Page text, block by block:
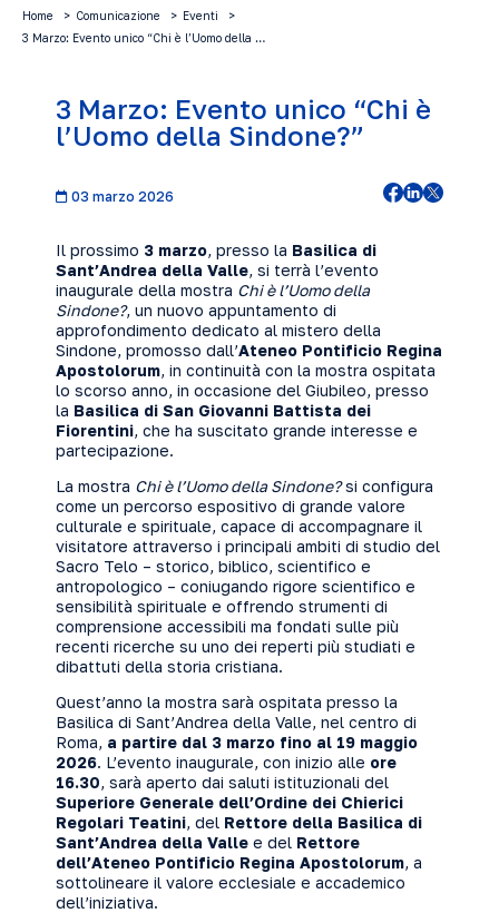
Home Comunicazione
Eventi
3 Marzo: Evento unico “Chi è l’Uomo della …
3 Marzo: Evento unico “Chi è
l’Uomo della Sindone?”
03 marzo 2026
Il prossimo 3 marzo, presso la Basilica di
Sant’Andrea della Valle, si terrà l’evento
inaugurale della mostra Chi è l’Uomo della
Sindone?, un nuovo appuntamento di
approfondimento dedicato al mistero della
Sindone, promosso dall’Ateneo Pontificio Regina
Apostolorum, in continuità con la mostra ospitata
lo scorso anno, in occasione del Giubileo, presso
la Basilica di San Giovanni Battista dei
Fiorentini, che ha suscitato grande interesse e
partecipazione.
La mostra Chi è l’Uomo della Sindone?si configura
come un percorso espositivo di grande valore
culturale e spirituale, capace di accompagnare il
visitatore attraverso i principali ambiti di studio del
Sacro Telo – storico, biblico, scientifico e
antropologico – coniugando rigore scientifico e
sensibilità spirituale e offrendo strumenti di
comprensione accessibili ma fondati sulle più
recenti ricerche su uno dei reperti più studiati e
dibattuti della storia cristiana.
Quest’anno la mostra sarà ospitata presso la
Basilica di Sant’Andrea della Valle, nel centro di
Roma, a partire dal 3 marzo fino al 19 maggio
2026. L’evento inaugurale, con inizio alle ore
16.30, sarà aperto dai saluti istituzionali del
Superiore Generale dell’Ordine dei Chierici
Regolari Teatini, del Rettore della Basilica di
Sant’Andrea della Valle e del Rettore
dell’Ateneo Pontificio Regina Apostolorum, a
sottolineare il valore ecclesiale e accademico
dell’iniziativa.